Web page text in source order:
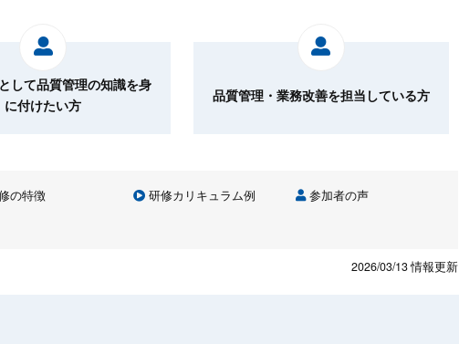
して品質管理の知識を身
に付けたい方
品質管理・業務改善を担当している方
の特徴 研修カリキュラム例
参加者の声
2026/03/13情報更新